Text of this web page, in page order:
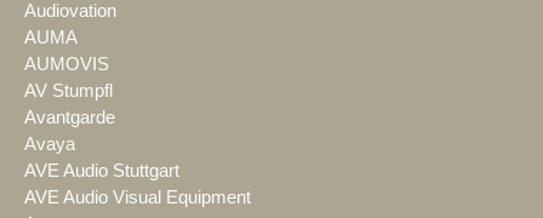
Audiovation
AUMA
AUMOVIS
AV Stumpfl
Avantgarde
Avaya
AVE Audio Stuttgart
AVE Audio Visual Equipment